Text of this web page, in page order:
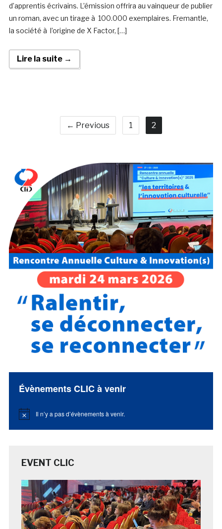
d’apprentis écrivains. L’émission offrira au vainqueur de publier
un roman, avec un tirage à 100.000 exemplaires. Fremantle,
la société à l’origine de X Factor, […]
Lire la suite →
← Previous 1 2
Évènements CLIC à venir
Notice Il n’y a pas d’évènements à venir.
EVENT CLIC